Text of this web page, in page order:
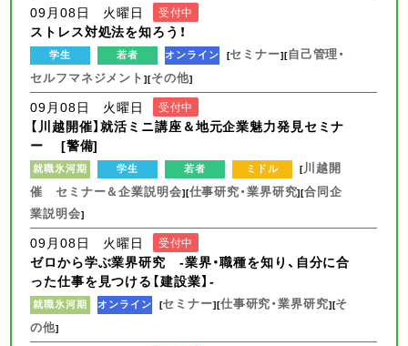
09月08日 火曜日 受付中
ストレス対処法を知ろう！
学生 若者 オンライン [セミナー][自己管理・
セルフマネジメント][その他]
09月08日 火曜日 受付中
【川越開催】就活ミニ講座＆地元企業魅力発見セミナ
ー [警備]
就職氷河期 学生 若者 ミドル [川越開
催 セミナー＆企業説明会][仕事研究・業界研究][合同企
業説明会]
09月08日 火曜日 受付中
ゼロから学ぶ業界研究 -業界・職種を知り、自分に合
った仕事を見つける【建設業】-
就職氷河期 オンライン [セミナー][仕事研究・業界研究][そ
の他]